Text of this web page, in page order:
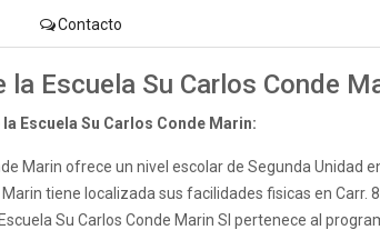
Contacto
la Escuela Su Carlos Conde
Escuela Su Carlos Conde Marin:
Marin ofrece un nivel escolar de Segunda Unidad
Marin tiene localizada sus facilidades fisicas en Carr.
Su Carlos Conde Marin SI pertenece al